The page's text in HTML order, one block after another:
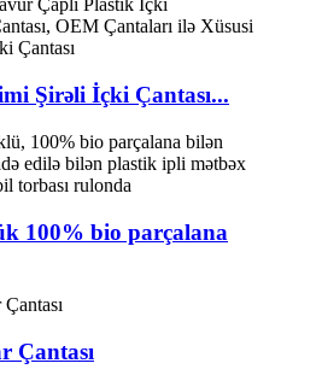
Şirəli İçki Çantası...
100% bio parçalana
Çantası